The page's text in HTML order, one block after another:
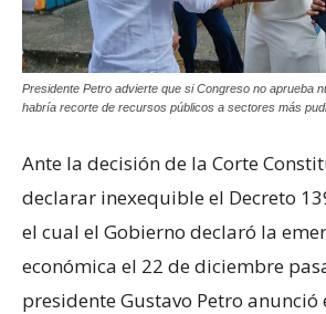
Presidente Petro advierte que si Congreso no aprueba
habría recorte de recursos públicos a sectores más
Ante la decisión de la Corte
declarar inexequible el Decreto
el cual el Gobierno declaró la
económica el 22 de diciembre
presidente Gustavo Petro anunció